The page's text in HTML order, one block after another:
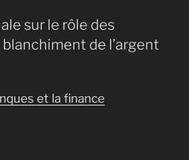
sur le rôle des
de l’argent
et la finance